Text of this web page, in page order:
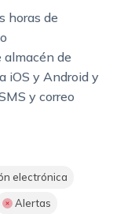
horas de
de
iOS y Android y
y correo
electrónica
Alertas